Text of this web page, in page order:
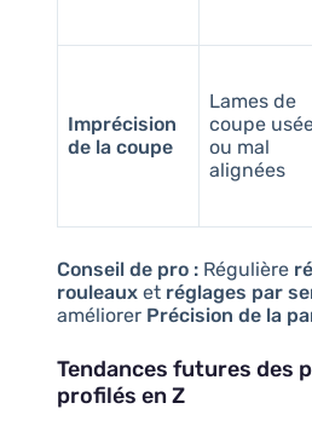
Imprécision
de la coupe
Lames de
coupe
ou mal
alignées
Conseil de pro :Régulière
rouleauxet réglages par
améliorer Précision de la
Tendances futures des
profilés en Z